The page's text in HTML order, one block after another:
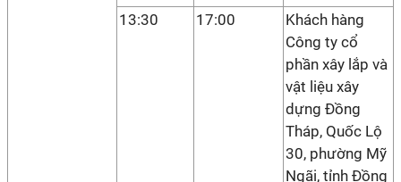
13:30 17:00
Khách hàng
Công ty cổ
phần xây lắp và
vật liệu xây
dựng Đồng
Tháp, Quốc Lộ
30, phường Mỹ
Ngãi, tỉnh Đồng